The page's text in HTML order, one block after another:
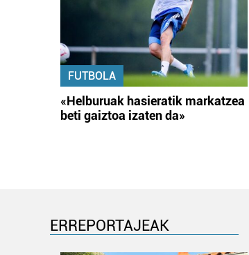
FUTBOLA
«Helburuak hasieratik markatzea
beti gaiztoa izaten da»
ERREPORTAJEAK